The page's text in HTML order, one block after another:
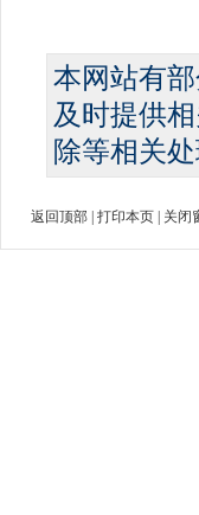
本网站有
及时提供
除等相关处
返回顶部 打印本页 关闭